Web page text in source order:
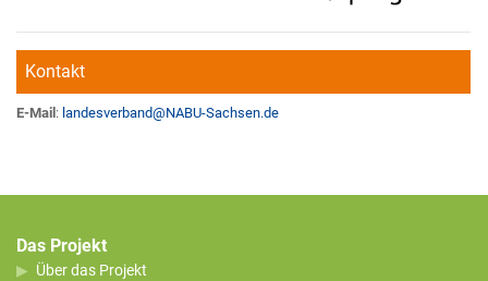
Kontakt
E-Mail : landesverband@NABU-Sachsen.de
Das Projekt
Über das Projekt